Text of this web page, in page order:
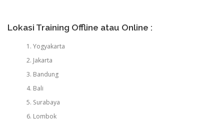
Lokasi Training Offline atau Online :
Yogyakarta
Jakarta
Bandung
Bali
Surabaya
Lombok